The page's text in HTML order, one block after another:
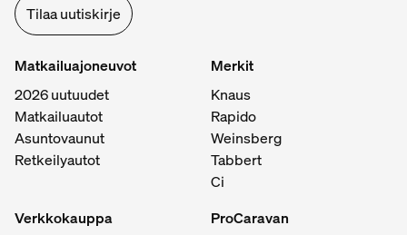
Tilaa uutiskirje
Matkailuajoneuvot
2026 uutuudet
Matkailuautot
Asuntovaunut
Retkeilyautot
Merkit
Knaus
Rapido
Weinsberg
Tabbert
Ci
Verkkokauppa
ProCaravan